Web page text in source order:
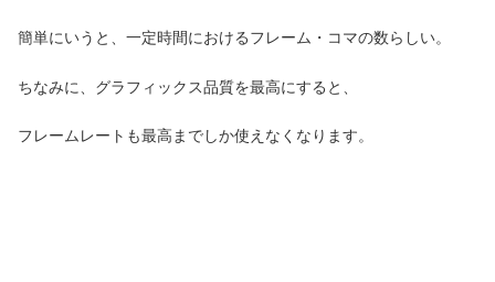
簡単にいうと、一定時間におけるフレーム・コマの数らしい。
ちなみに、グラフィックス品質を最高にすると、
フレームレートも最高までしか使えなくなります。